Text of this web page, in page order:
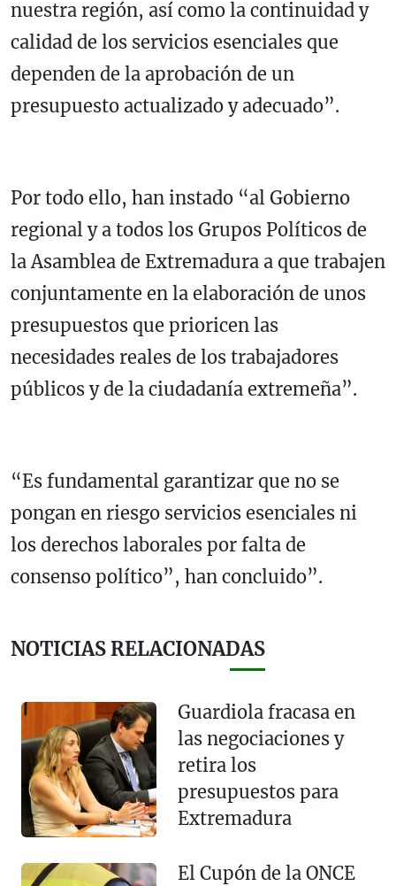
nuestra región, así como la continuidad y
calidad de los servicios esenciales que
dependen de la aprobación de un
presupuesto actualizado y adecuado”.
Por todo ello, han instado “al Gobierno
regional y a todos los Grupos Políticos de
la Asamblea de Extremadura a que trabajen
conjuntamente en la elaboración de unos
presupuestos que prioricen las
necesidades reales de los trabajadores
públicos y de la ciudadanía extremeña”.
“Es fundamental garantizar que no se
pongan en riesgo servicios esenciales ni
los derechos laborales por falta de
consenso político”, han concluido”.
NOTICIAS RELACIONADAS
Guardiola fracasa en
las negociaciones y
retira los
presupuestos para
Extremadura
El Cupón de la ONCE